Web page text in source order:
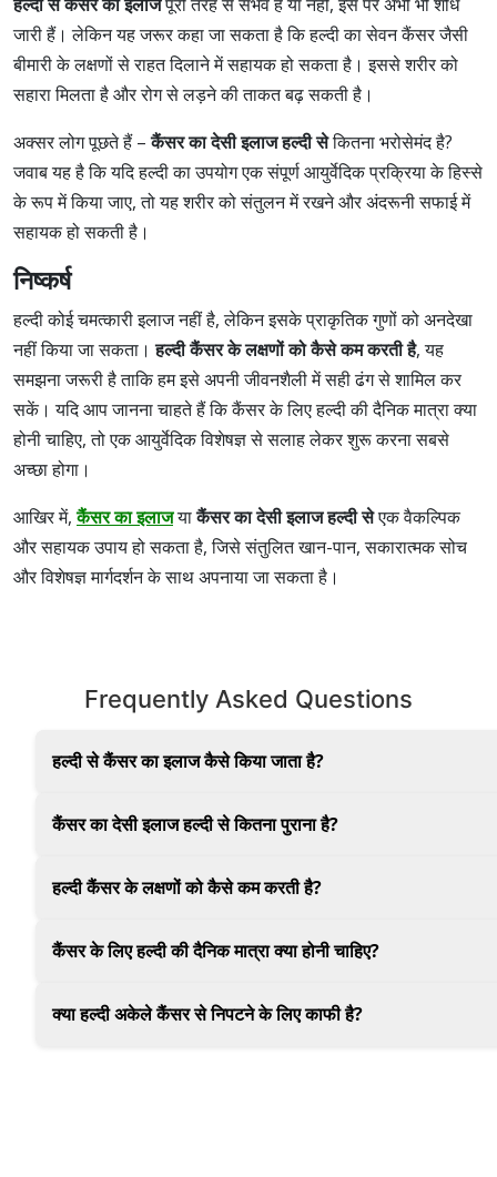
जारी हैं। लेकिन यह जरूर कहा जा सकता है कि हल्दी का सेवन कैंसर जैसी
बीमारी के लक्षणों से राहत दिलाने में सहायक हो सकता है। इससे शरीर को
सहारा मिलता है और रोग से लड़ने की ताकत बढ़ सकती है।
अक्सर लोग पूछते हैं –कैंसर का देसी इलाज हल्दी सेकितना भरोसेमंद है?
जवाब यह है कि यदि हल्दी का उपयोग एक संपूर्ण आयुर्वेदिक प्रक्रिया के हिस्से
के रूप में किया जाए, तो यह शरीर को संतुलन में रखने और अंदरूनी सफाई में
सहायक हो सकती है।
निष्कर्ष
हल्दी कोई चमत्कारी इलाज नहीं है, लेकिन इसके प्राकृतिक गुणों को अनदेखा
नहीं किया जा सकता।हल्दी कैंसर के लक्षणों को कैसे कम करती है, यह
समझना जरूरी है ताकि हम इसे अपनी जीवनशैली में सही ढंग से शामिल कर
सकें। यदि आप जानना चाहते हैं कि कैंसर के लिए हल्दी की दैनिक मात्रा क्या
होनी चाहिए, तो एक आयुर्वेदिक विशेषज्ञ से सलाह लेकर शुरू करना सबसे
अच्छा होगा।
आखिर में,कैंसर का इलाजयाकैंसर का देसी इलाज हल्दी सेएक वैकल्पिक
और सहायक उपाय हो सकता है, जिसे संतुलित खान-पान, सकारात्मक सोच
और विशेषज्ञ मार्गदर्शन के साथ अपनाया जा सकता है।
Frequently Asked Questions
हल्दी से कैंसर का इलाज कैसे किया जाता है?
कैंसर का देसी इलाज हल्दी से कितना पुराना है?
हल्दी कैंसर के लक्षणों को कैसे कम करती है?
कैंसर के लिए हल्दी की दैनिक मात्रा क्या होनी चाहिए?
क्या हल्दी अकेले कैंसर से निपटने के लिए काफी है?